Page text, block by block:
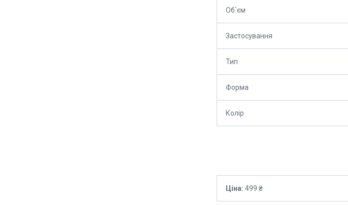
Об`єм
Застосування
Тип
Форма
Колір
Ціна: 499 ₴